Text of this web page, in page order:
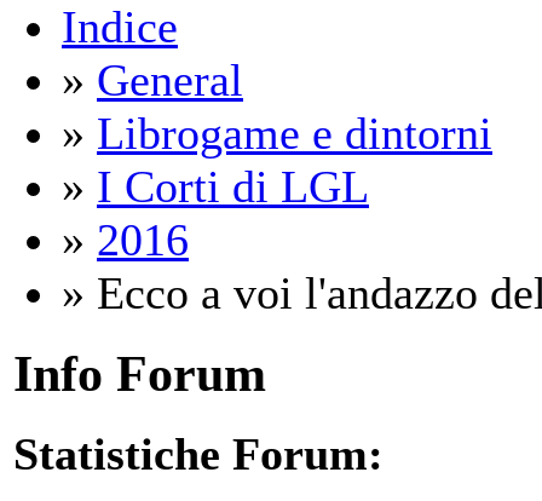
Indice
» General
» Librogame e dintorni
» I Corti di LGL
» 2016
» Ecco a voi l'andazzo
Info Forum
Statistiche Forum: